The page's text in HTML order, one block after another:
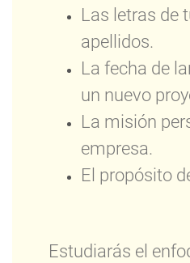
Las letras de
apellidos.
La fecha de
un nuevo
La misión
empresa.
El propósito
Estudiarás el